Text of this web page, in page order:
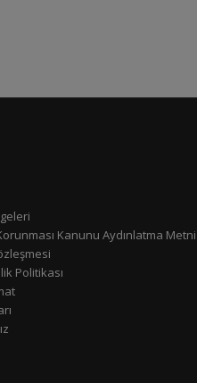
Kanunu Aydınlatma Metni
Politikası